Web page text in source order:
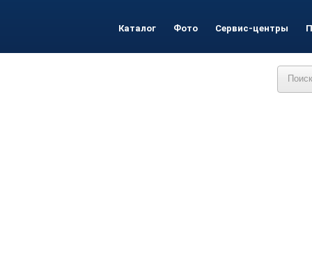
Каталог Фото Сервис-центры